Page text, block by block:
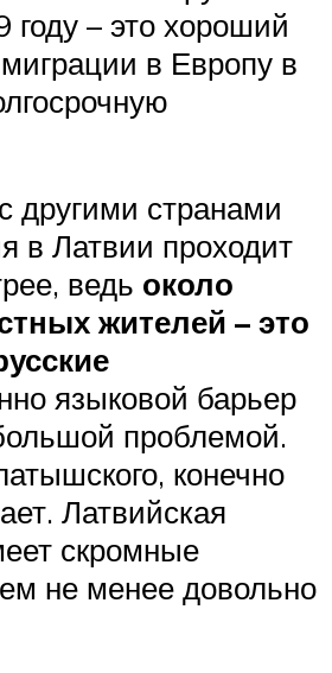
– это хороший
в Европу в
другими странами
в Латвии проходит
ведь около
жителей – это
языковой барьер
проблемой.
конечно
Латвийская
скромные
не менее довольно